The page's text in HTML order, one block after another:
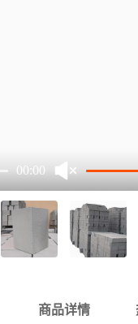
00:00
商品详情